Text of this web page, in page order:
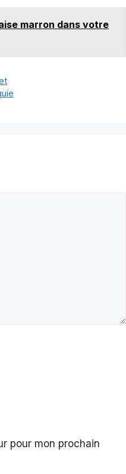
marron dans votre
pour mon prochain